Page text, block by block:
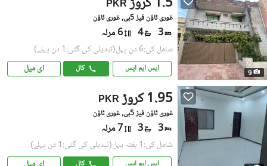
9
PKR
غوری ٹاؤن فیز 5بی, غوری ٹاؤن
3
4 6 مرلہ
شامل کی:6 دن پہل (تبدیلی کی گئی:1 دن پہلے)
ایس ایم ایس کال ای میل
PKR 1.95 کروڑ
غوری ٹاؤن فیز 5بی, غوری ٹاؤن
3
3 7 مرلہ
شامل کی:1 ہفتہ پہل (تبدیلی کی گئی:1 دن پہلے)